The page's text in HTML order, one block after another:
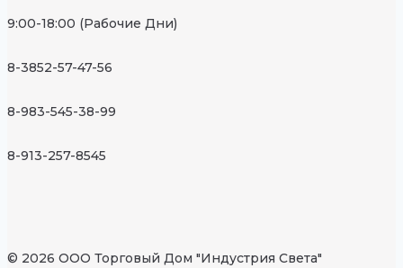
9:00-18:00 (Рабочие Дни)
8-3852-57-47-56
8-983-545-38-99
8-913-257-8545
© 2026 ООО Торговый Дом "Индустрия Света"